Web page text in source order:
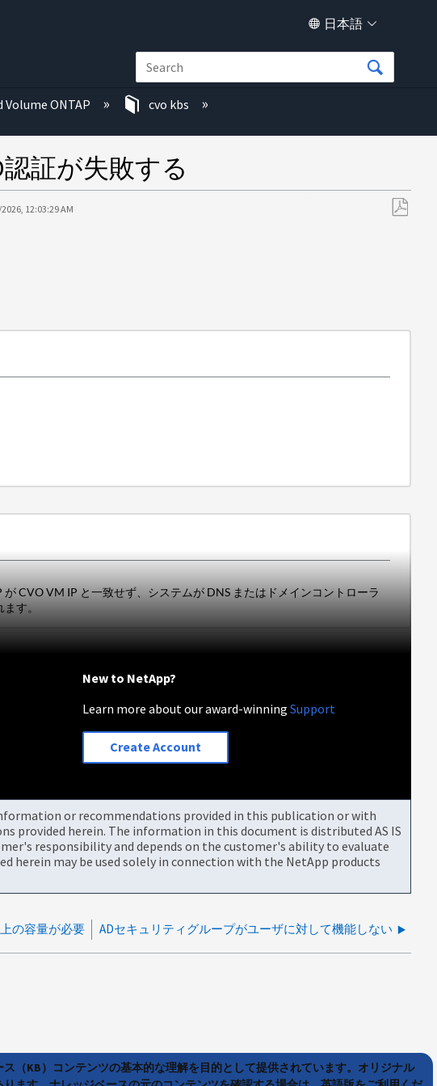
日本語
Volume ONTAP cvo kbs
認証が失敗する
12:03:29 AM
CVO VM IP と一致せず、システムが DNS またはドメインコントローラ
す。
New to NetApp?
Learn more about our award-winningSupport
Create Account
or recommendations provided in this publication or with
provided herein. The information in this document is distributed AS IS
responsibility and depends on the customer's ability to evaluate
may be used solely in connection with the NetApp products
の容量が必要 ADセキュリティグループがユーザに対して機能しない
（KB）コンテンツの基本的な理解を目的として提供されています。オリジナル